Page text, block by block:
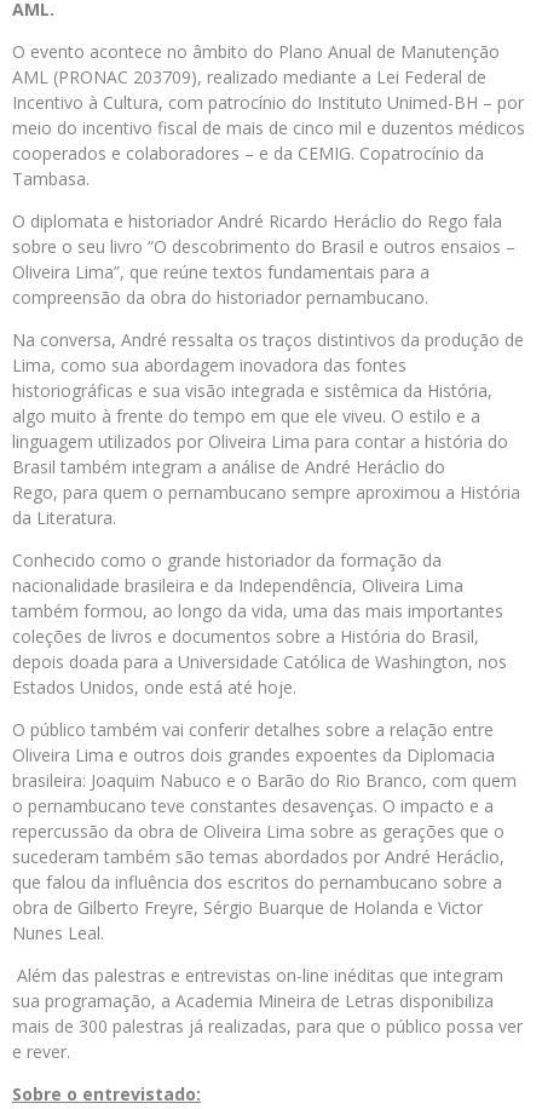
AML.
O evento acontece no âmbito do Plano Anual de Manutenção
AML (PRONAC 203709), realizado mediante a Lei Federal de
Incentivo à Cultura, com patrocínio do Instituto Unimed-BH – por
meio do incentivo fiscal de mais de cinco mil e duzentos médicos
cooperados e colaboradores – e da CEMIG. Copatrocínio da
Tambasa.
O diplomata e historiador André Ricardo Heráclio do Rego fala
sobre o seu livro “O descobrimento do Brasil e outros ensaios –
Oliveira Lima”, que reúne textos fundamentais para a
compreensão da obra do historiador pernambucano.
Na conversa, André ressalta os traços distintivos da produção de
Lima, como sua abordagem inovadora das fontes
historiográficas e sua visão integrada e sistêmica da História,
algo muito à frente do tempo em que ele viveu. O estilo e a
linguagem utilizados por Oliveira Lima para contar a história do
Brasil também integram a análise de André Heráclio do
Rego, para quem o pernambucano sempre aproximou a História
da Literatura.
Conhecido como o grande historiador da formação da
nacionalidade brasileira e da Independência, Oliveira Lima
também formou, ao longo da vida, uma das mais importantes
coleções de livros e documentos sobre a História do Brasil,
depois doada para a Universidade Católica de Washington, nos
Estados Unidos, onde está até hoje.
O público também vai conferir detalhes sobre a relação entre
Oliveira Lima e outros dois grandes expoentes da Diplomacia
brasileira: Joaquim Nabuco e o Barão do Rio Branco, com quem
o pernambucano teve constantes desavenças. O impacto e a
repercussão da obra de Oliveira Lima sobre as gerações que o
sucederam também são temas abordados por André Heráclio,
que falou da influência dos escritos do pernambucano sobre a
obra de Gilberto Freyre, Sérgio Buarque de Holanda e Victor
Nunes Leal.
Além das palestras e entrevistas on-line inéditas que integram
sua programação, a Academia Mineira de Letras disponibiliza
mais de 300 palestras já realizadas, para que o público possa ver
e rever.
Sobre o entrevistado: